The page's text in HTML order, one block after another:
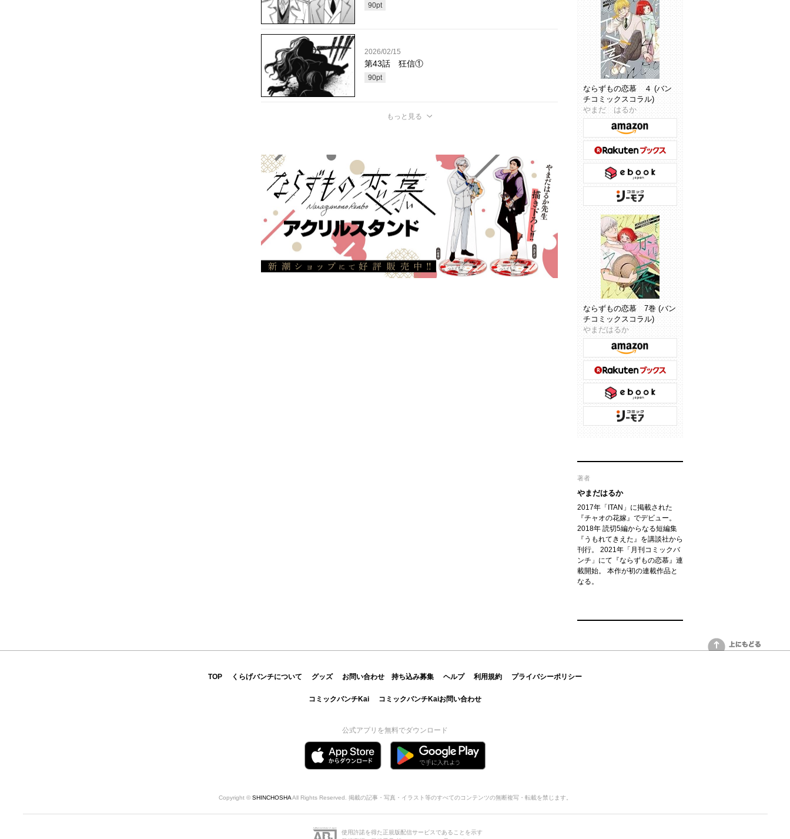
90pt
2026/02/15
第43話 狂信①
90pt
もっと見る
ならずもの恋慕 ４ (バン
チコミックスコラル)
やまだ はるか
ならずもの恋慕 7巻 (バン
チコミックスコラル)
やまだはるか
著者
やまだはるか
2017年「ITAN」に掲載された
『チャオの花嫁』でデビュー。
2018年 読切5編からなる短編集
『うもれてきえた』を講談社から
刊行。 2021年「月刊コミックバ
ンチ」にて『ならずもの恋慕』連
載開始。 本作が初の連載作品と
なる。
上にもどる
TOP くらげバンチについて グッズ お問い合わせ 持ち込み募集 ヘルプ 利用規約 プライバシーポリシー
コミックバンチKai コミックバンチKaiお問い合わせ
公式アプリを無料でダウンロード
Copyright © SHINCHOSHAAll Rights Reserved. 掲載の記事・写真・イラスト等のすべてのコンテンツの無断複写・転載を禁じます。
使用許諾を得た正規版配信サービスであることを示す